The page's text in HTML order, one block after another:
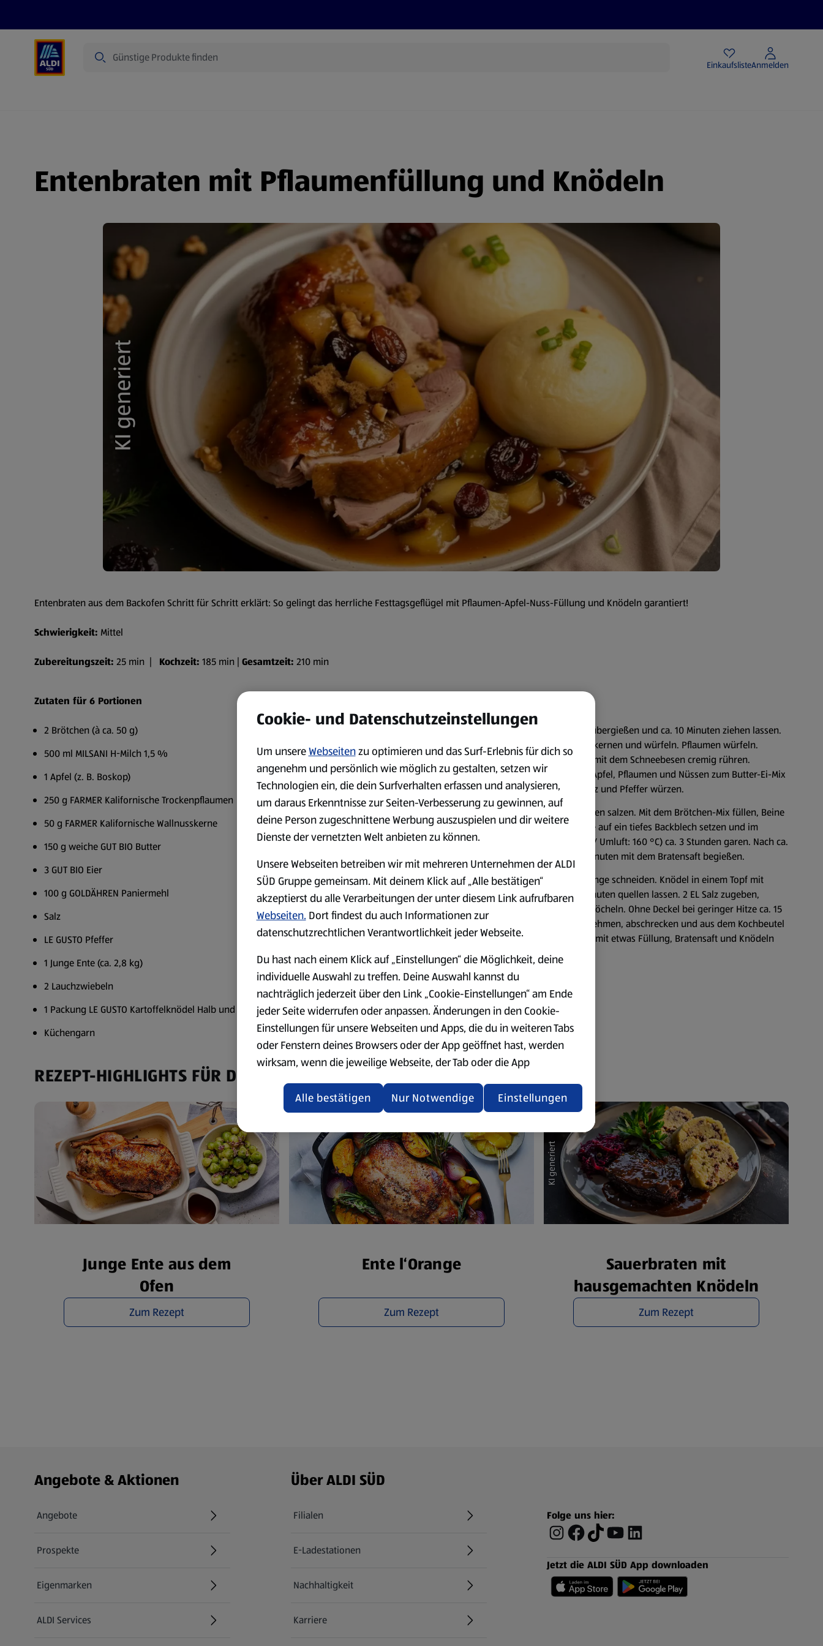
EinkaufslisteAnmelden
Entenbraten mit Pflaumenfüllung und Knödeln
Entenbraten aus dem Backofen Schritt für Schritt erklärt: So gelingt das herrliche Festtagsgeflügel mit Pflaumen-Apfel-Nuss-Füllung und Knödeln garantiert!
Schwierigkeit: Mittel
Zubereitungszeit: 25 min | Kochzeit: 185 min | Gesamtzeit: 210 min
Zutaten für 6 Portionen
2 Brötchen (à ca. 50 g)
500 ml MILSANI H-Milch 1,5 %
1 Apfel (z. B. Boskop)
250 g FARMER Kalifornische Trockenpflaumen
50 g FARMER Kalifornische Wallnusskerne
150 g weiche GUT BIO Butter
3 GUT BIO Eier
100 g GOLDÄHREN Paniermehl
Salz
LE GUSTO Pfeffer
1 Junge Ente (ca. 2,8 kg)
2 Lauchzwiebeln
1 Packung LE GUSTO Kartoffelknödel Halb und Halb
Küchengarn
Brötchen würfeln. Milch erwärmen, darübergießen und ca. 10 Minuten ziehen lassen.
Inzwischen Apfel waschen, vierteln, entkernen und würfeln. Pflaumen würfeln.
Walnüsse grob hacken. Butter und Eier mit dem Schneebesen cremig rühren.
Brötchen ausdrücken, mit Paniermehl, Apfel, Pflaumen und Nüssen zum Butter-Ei-Mix
geben und alles gut vermengen. Mit Salz und Pfeffer würzen.
Ente trocken tupfen, von innen und außen salzen. Mit dem Brötchen-Mix füllen, Beine
mit Küchengarn zusammenbinden. Ente auf ein tiefes Backblech setzen und im
vorgeheizten Backofen (E-Herd: 180 °C / Umluft: 160 °C) ca. 3 Stunden garen. Nach ca.
1 Stunde Garzeit und dann alle ca. 30 Minuten mit dem Bratensaft begießen.
Inzwischen Zwiebeln waschen und in Ringe schneiden. Knödel in einem Topf mit
reichlich Wasser bedecken und ca. 5 Minuten quellen lassen. 2 EL Salz zugeben,
aufkochen und zugedeckt ca. 1 Minute köcheln. Ohne Deckel bei geringer Hitze ca. 15
Minuten ziehen lassen. Knödel herausnehmen, abschrecken und aus dem Kochbeutel
lösen. Ente aus dem Backofen nehmen, mit etwas Füllung, Bratensaft und Knödeln
anrichten und mit Zwiebeln garnieren.
REZEPT-HIGHLIGHTS FÜR DICH
Junge Ente aus dem
Ofen
Zum Rezept
Ente l‘Orange
Zum Rezept
Sauerbraten mit
hausgemachten Knödeln
Zum Rezept
Fußzeilenmenü - weitere Links
Angebote & Aktionen
Angebote
Prospekte
Eigenmarken
ALDI Services
Über ALDI SÜD
Filialen
E-Ladestationen
Nachhaltigkeit
Karriere
Folge uns hier:
Jetzt die ALDI SÜD App downloaden
Cookie- und Datenschutzeinstellungen
Um unsereWebseitenzu optimieren und das Surf-Erlebnis für dich so
angenehm und persönlich wie möglich zu gestalten, setzen wir
Technologien ein, die dein Surfverhalten erfassen und analysieren,
um daraus Erkenntnisse zur Seiten-Verbesserung zu gewinnen, auf
deine Person zugeschnittene Werbung auszuspielen und dir weitere
Dienste der vernetzten Welt anbieten zu können.
Unsere Webseiten betreiben wir mit mehreren Unternehmen der ALDI
SÜD Gruppe gemeinsam. Mit deinem Klick auf „Alle bestätigen“
akzeptierst du alle Verarbeitungen der unter diesem Link aufrufbaren
Webseiten. Dort findest du auch Informationen zur
datenschutzrechtlichen Verantwortlichkeit jeder Webseite.
Du hast nach einem Klick auf „Einstellungen“ die Möglichkeit, deine
individuelle Auswahl zu treffen. Deine Auswahl kannst du
nachträglich jederzeit über den Link „Cookie-Einstellungen“ am Ende
jeder Seite widerrufen oder anpassen. Änderungen in den Cookie-
Einstellungen für unsere Webseiten und Apps, die du in weiteren Tabs
oder Fenstern deines Browsers oder der App geöffnet hast, werden
wirksam, wenn die jeweilige Webseite, der Tab oder die App
aktualisiert oder geschlossen und anschließend wieder geöffnet
Datenschutzerklärung zur Verfügung.
Übersicht der Webseitenbetreiber und Datenschutzerklärungen
Einstellungen
Nur Notwendige
Alle bestätigen